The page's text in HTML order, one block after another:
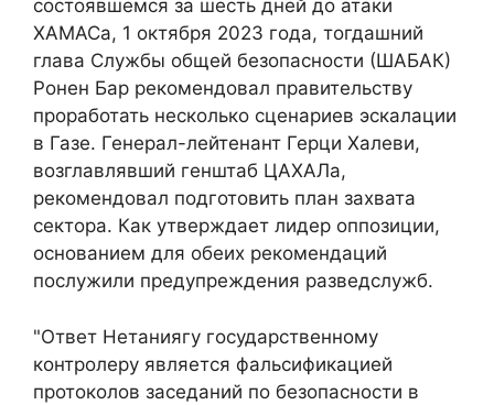
состоявшемся за шесть дней до атаки
ХАМАСа, 1 октября 2023 года, тогдашний
глава Службы общей безопасности (ШАБАК)
Ронен Бар рекомендовал правительству
проработать несколько сценариев эскалации
в Газе. Генерал-лейтенант Герци Халеви,
возглавлявший генштаб ЦАХАЛа,
рекомендовал подготовить план захвата
сектора. Как утверждает лидер оппозиции,
основанием для обеих рекомендаций
послужили предупреждения разведслужб.
"Ответ Нетаниягу государственному
контролеру является фальсификацией
протоколов заседаний по безопасности в